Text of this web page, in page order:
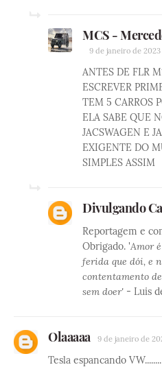
MCS -
9 de janeiro de 2023
ANTES DE FLR
ESCREVER
TEM 5 CARROS
ELA SABE QUE
JACSWAGEN E
EXIGENTE DO
SIMPLES ASSIM
Divulgando
Reportagem e
Obrigado. 'Amor
ferida que dói, e
contentamento
sem doer' - Luis
Olaaaaa 9 de janeiro de
Tesla espancando VW........